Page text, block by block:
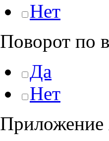
Нет
Поворот по
Да
Нет